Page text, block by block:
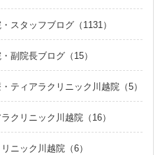
スタッフブログ（1131）
副院長ブログ（15）
ティアラクリニック川越院（5）
クリニック川越院（16）
ニック川越院（6）